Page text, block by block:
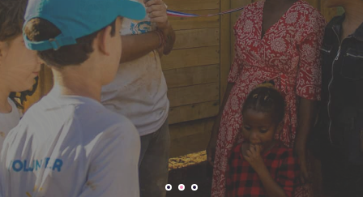
PROYECTOS
MODELO DE TRABAJO